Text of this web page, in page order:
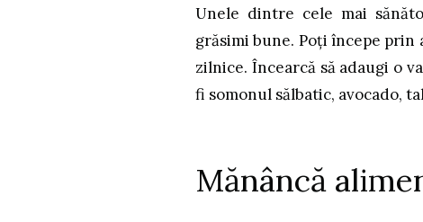
Unele dintre cele mai
grăsimi bune. Poți începe prin
zilnice. Încearcă să adaugi o
fi somonul sălbatic, avocado,
Mănâncă